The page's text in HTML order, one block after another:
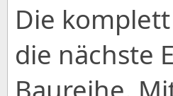
Die
die nächste